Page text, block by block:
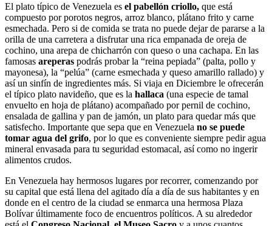
El plato típico de Venezuela es el pabellón criollo, que está
compuesto por porotos negros, arroz blanco, plátano frito y carne
esmechada. Pero si de comida se trata no puede dejar de pararse a la
orilla de una carretera a disfrutar una rica empanada de oreja de
cochino, una arepa de chicharrón con queso o una cachapa. En las
famosas areperas podrás probar la “reina pepiada” (palta, pollo y
mayonesa), la “pelúa” (carne esmechada y queso amarillo rallado) y
así un sinfín de ingredientes más. Si viaja en Diciembre le ofrecerán
el típico plato navideño, que es la hallaca (una especie de tamal
envuelto en hoja de plátano) acompañado por pernil de cochino,
ensalada de gallina y pan de jamón, un plato para quedar más que
satisfecho. Importante que sepa que en Venezuela no se puede
tomar agua del grifo, por lo que es conveniente siempre pedir agua
mineral envasada para tu seguridad estomacal, así como no ingerir
alimentos crudos.
En Venezuela hay hermosos lugares por recorrer, comenzando por
su capital que está llena del agitado día a día de sus habitantes y en
donde en el centro de la ciudad se enmarca una hermosa Plaza
Bolívar últimamente foco de encuentros políticos. A su alrededor